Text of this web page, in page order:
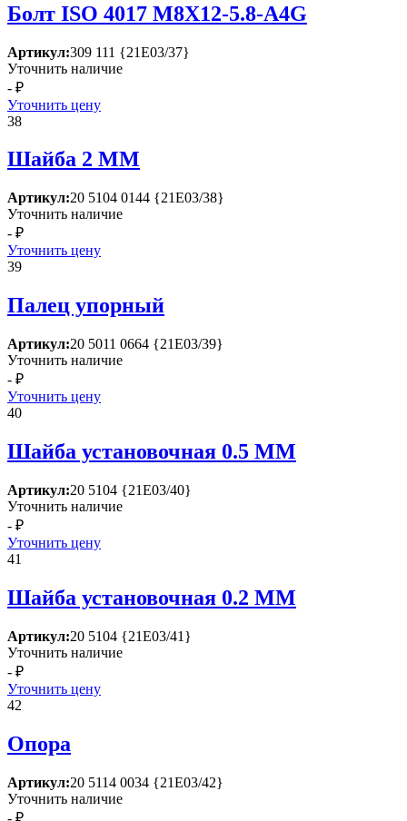
Болт ISО 4017 М8Х12-5.8-А4G
Артикул:309 111 {21Е03/37}
Уточнить наличие
- ₽
Уточнить цену
38
Шайба 2 ММ
Артикул:20 5104 0144 {21Е03/38}
Уточнить наличие
- ₽
Уточнить цену
39
Палец упорный
Артикул:20 5011 0664 {21Е03/39}
Уточнить наличие
- ₽
Уточнить цену
40
Шайба установочная 0.5 ММ
Артикул:20 5104 {21Е03/40}
Уточнить наличие
- ₽
Уточнить цену
41
Шайба установочная 0.2 ММ
Артикул:20 5104 {21Е03/41}
Уточнить наличие
- ₽
Уточнить цену
42
Опора
Артикул:20 5114 0034 {21Е03/42}
Уточнить наличие
- ₽